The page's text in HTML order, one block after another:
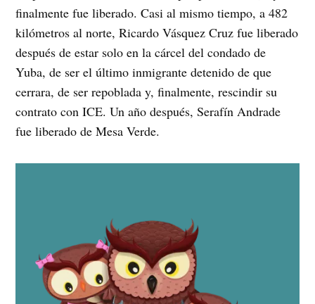
finalmente fue liberado. Casi al mismo tiempo, a 482
kilómetros al norte, Ricardo Vásquez Cruz fue liberado
después de estar solo en la cárcel del condado de
Yuba, de ser el último inmigrante detenido de que
cerrara, de ser repoblada y, finalmente, rescindir su
contrato con ICE. Un año después, Serafín Andrade
fue liberado de Mesa Verde.